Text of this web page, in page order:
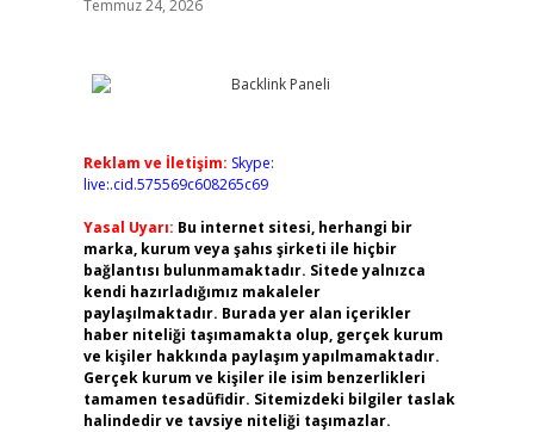
Temmuz 24, 2026
Reklam ve İletişim: Skype:
live:.cid.575569c608265c69
Yasal Uyarı: Bu internet sitesi, herhangi bir
marka, kurum veya şahıs şirketi ile hiçbir
bağlantısı bulunmamaktadır. Sitede yalnızca
kendi hazırladığımız makaleler
paylaşılmaktadır. Burada yer alan içerikler
haber niteliği taşımamakta olup, gerçek kurum
ve kişiler hakkında paylaşım yapılmamaktadır.
Gerçek kurum ve kişiler ile isim benzerlikleri
tamamen tesadüfidir. Sitemizdeki bilgiler taslak
halindedir ve tavsiye niteliği taşımazlar.